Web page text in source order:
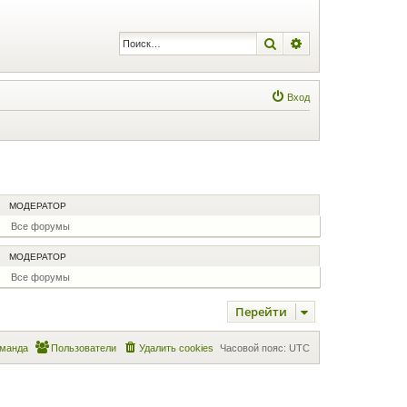
Поиск
Вход
МОДЕРАТОР
Все форумы
МОДЕРАТОР
Все форумы
Перейти
Часовой пояс: UTC
Удалить cookies
Пользователи